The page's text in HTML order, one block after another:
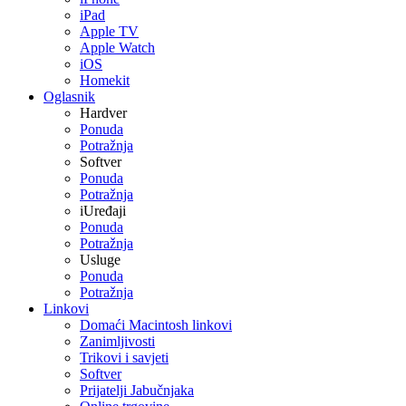
iPad
Apple TV
Apple Watch
iOS
Homekit
Oglasnik
Hardver
Ponuda
Potražnja
Softver
Ponuda
Potražnja
iUređaji
Ponuda
Potražnja
Usluge
Ponuda
Potražnja
Linkovi
Domaći Macintosh linkovi
Zanimljivosti
Trikovi i savjeti
Softver
Prijatelji Jabučnjaka